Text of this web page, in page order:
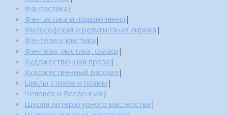
Фантастика |
Фантастика и приключения |
Философская и религиозная лирика |
Фэнтези и мистика |
Фэнтези, мистика, сказки |
Художественная проза |
Художественный рассказ |
Циклы стихов и поэмы |
Человек и Вселенная |
Школа литературного мастерства |